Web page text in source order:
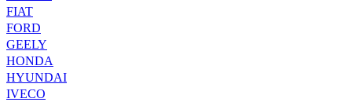
FIAT
FORD
GEELY
HONDA
HYUNDAI
IVECO